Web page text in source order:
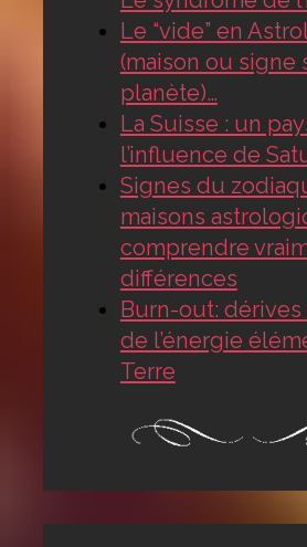
Le “vide” en
(maison ou signe
planète)…
La Suisse : un
l’influence de
Signes du
maisons
comprendre
différences
Burn-out: dérives
de l’énergie
Terre